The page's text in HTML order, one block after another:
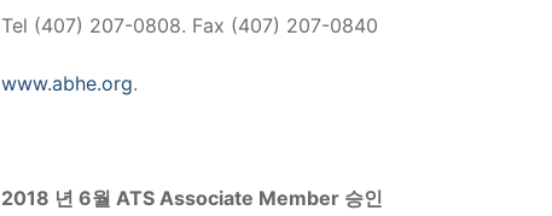
Tel (407) 207-0808. Fax (407) 207-0840
www.abhe.org.
2018 년 6월 ATS Associate Member 승인